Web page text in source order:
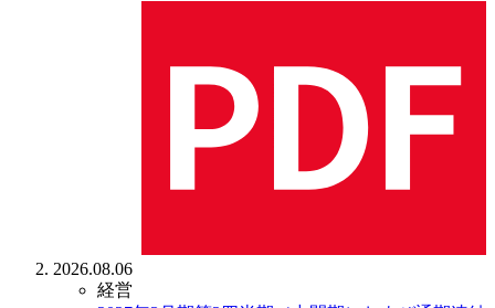
2026.08.06
経営